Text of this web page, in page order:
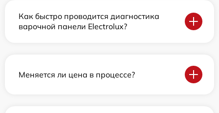
Как быстро проводится диагностика
варочной панели Electrolux?
Меняется ли цена в процессе?